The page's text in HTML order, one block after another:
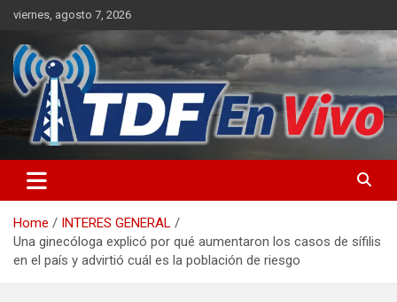
Skip
content
viernes, agosto 7, 2026
Home
INTERES GENERAL
Una ginecóloga explicó por qué aumentaron los casos de sífilis
en el país y advirtió cuál es la población de riesgo